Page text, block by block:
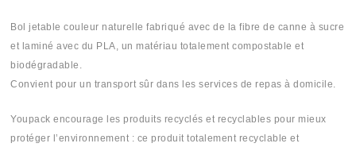
Bol jetable couleur naturelle fabriqué avec de la fibre de canne à sucre
et laminé avec du PLA, un matériau totalement compostable et
biodégradable.
Convient pour un transport sûr dans les services de repas à domicile.
Youpack encourage les produits recyclés et recyclables pour mieux
protéger l’environnement : ce produit totalement recyclable et